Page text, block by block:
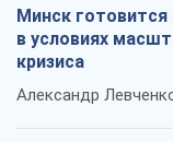
Минск
в условиях
кризиса
Александр